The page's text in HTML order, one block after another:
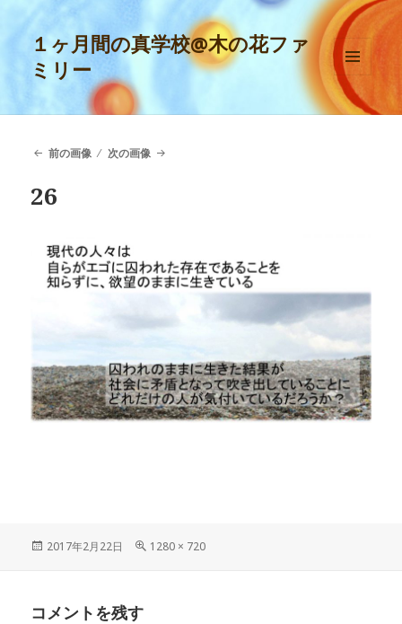
１ヶ月間の真学校@木の花ファ
ミリー
メニュ
ーとウ
ィジェ
前の画像
次の画像
26
投
2017年2月22日
フ
1280 × 720
コメントを残す